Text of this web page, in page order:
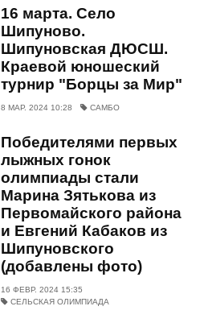
16 марта. Село
Шипуново.
Шипуновская ДЮСШ.
Краевой юношеский
турнир "Борцы за Мир"
8 МАР. 2024 10:28 САМБО
Победителями первых
лыжных гонок
олимпиады стали
Марина Зятькова из
Первомайского района
и Евгений Кабаков из
Шипуновского
(добавлены фото)
16 ФЕВР. 2024 15:35
СЕЛЬСКАЯ ОЛИМПИАДА